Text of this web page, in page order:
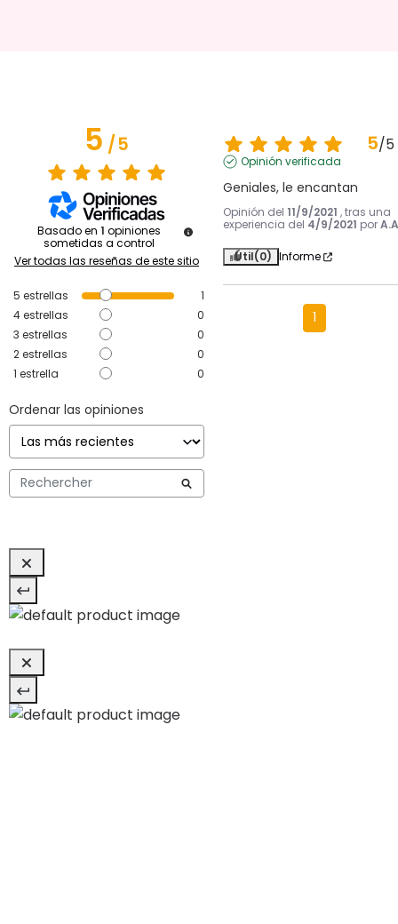
5/5
Basado en 1 opiniones
sometidas a control
Ver todas las reseñas de este sitio
5 estrellas
1
4estrellas
0
3 estrellas
0
2estrellas
0
1 estrella 0
Ordenar las opiniones
5/5
Opinión verificada
Geniales, le encantan
Opinión del 11/9/2021 , tras una
experiencia del 4/9/2021 por
Útil(0) Informe
1